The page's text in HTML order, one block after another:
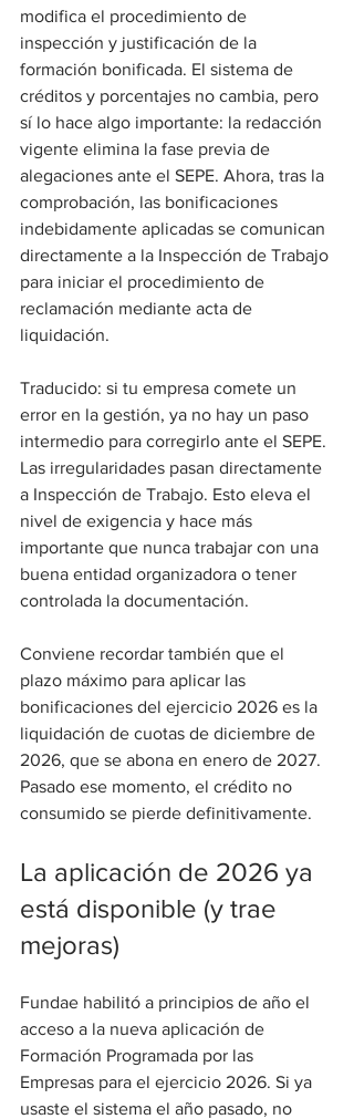
modifica el procedimiento de
inspección y justificación de la
formación bonificada. El sistema de
créditos y porcentajes no cambia, pero
sí lo hace algo importante: la redacción
vigente elimina la fase previa de
alegaciones ante el SEPE. Ahora, tras la
comprobación, las bonificaciones
indebidamente aplicadas se comunican
directamente a la Inspección de Trabajo
para iniciar el procedimiento de
reclamación mediante acta de
liquidación.
Traducido: si tu empresa comete un
error en la gestión, ya no hay un paso
intermedio para corregirlo ante el SEPE.
Las irregularidades pasan directamente
a Inspección de Trabajo. Esto eleva el
nivel de exigencia y hace más
importante que nunca trabajar con una
buena entidad organizadora o tener
controlada la documentación.
Conviene recordar también que el
plazo máximo para aplicar las
bonificaciones del ejercicio 2026 es la
liquidación de cuotas de diciembre de
2026, que se abona en enero de 2027.
Pasado ese momento, el crédito no
consumido se pierde definitivamente.
La aplicación de 2026 ya
está disponible (y trae
mejoras)
Fundae habilitó a principios de año el
acceso a la nueva aplicación de
Formación Programada por las
Empresas para el ejercicio 2026. Si ya
usaste el sistema el año pasado, no